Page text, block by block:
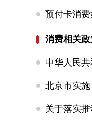
预付卡消
消费相关
中华人民
北京市实
关于落实